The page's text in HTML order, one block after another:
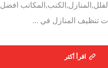
افضل
تنظيف المنازل في ...
اقرأ أكثر